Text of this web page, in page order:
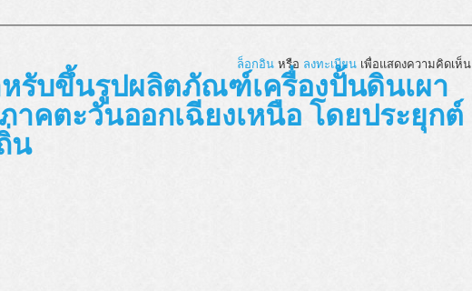
ล็อกอินหรือ ลงทะเบียนเพื่อแสดงความคิดเห็น
รับขึ้นรูปผลิตภัณฑ์เครื่องปั้นดินเผา
คตะวันออกเฉียงเหนือ โดยประยุกต์
น